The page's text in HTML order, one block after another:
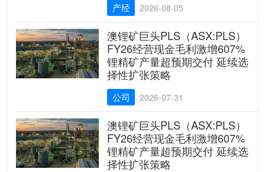
产经 2026-08-05
澳锂矿巨头PLS（ASX:PLS）
FY26经营现金毛利激增607%
锂精矿产量超预期交付 延续选
择性扩张策略
公司 2026-07-31
澳锂矿巨头PLS（ASX:PLS）
FY26经营现金毛利激增607%
锂精矿产量超预期交付 延续选
择性扩张策略